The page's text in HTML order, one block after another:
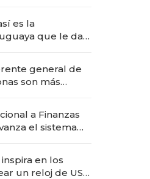
es la
que le da
general de
son más
a Finanzas
el sistema
en los
un reloj de US$